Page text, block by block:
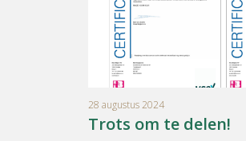
28 augustus 2024
Trots om te delen!